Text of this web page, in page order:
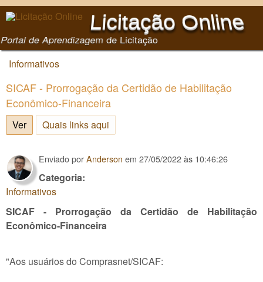
Pular para o conteúdo
principal
Licitação Online
Portal de Aprendizagem de Licitação
Você está aqui
Informativos
SICAF - Prorrogação da Certidão de Habilitação
Econômico-Financeira
Ver(aba ativa)
Quais links aqui
Enviado porAnderson em 27/05/2022 às 10:46:26
Categoria:
Informativos
SICAF - Prorrogação da Certidão de Habilitação
Econômico-Financeira
"Aos usuários do Comprasnet/SICAF: